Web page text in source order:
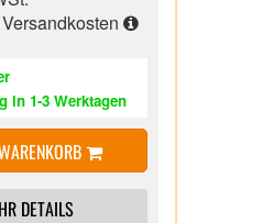
Versandkosten
in 1-3 Werktagen
DETAILS